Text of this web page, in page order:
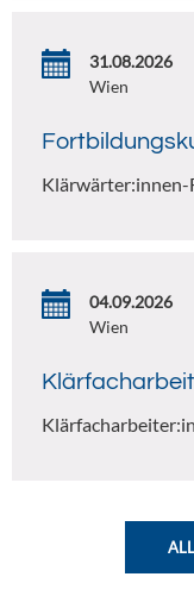
31.08.2026
Wien
04.09.2026
Wien